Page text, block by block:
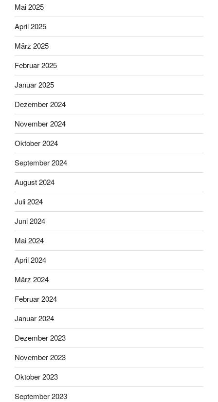
Mai 2025
April 2025
März 2025
Februar 2025
Januar 2025
Dezember 2024
November 2024
Oktober 2024
September 2024
August 2024
Juli 2024
Juni 2024
Mai 2024
April 2024
März 2024
Februar 2024
Januar 2024
Dezember 2023
November 2023
Oktober 2023
September 2023